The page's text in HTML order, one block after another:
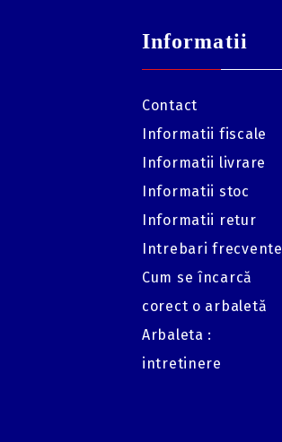
Informatii
Contact
Informatii fiscale
Informatii livrare
Informatii stoc
Informatii retur
Intrebari frecvente
Cum se încarcă
corect o arbaletă
Arbaleta :
intretinere